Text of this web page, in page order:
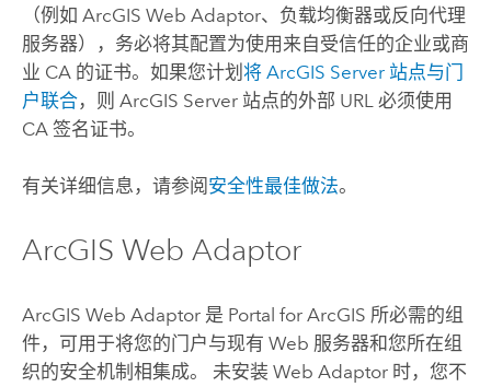
（例如 ArcGIS Web Adaptor、负载均衡器或反向代理
服务器），务必将其配置为使用来自受信任的企业或商
业 CA 的证书。如果您计划 将 ArcGIS Server站点与门
户联合，则 ArcGIS Server站点的外部 URL 必须使用
CA 签名证书。
有关详细信息，请参阅 安全性最佳做法。
ArcGIS Web Adaptor
ArcGIS Web Adaptor是 Portal for ArcGIS 所必需的组
件，可用于将您的门户与现有 Web 服务器和您所在组
织的安全机制相集成。 未安装 Web Adaptor 时，您不